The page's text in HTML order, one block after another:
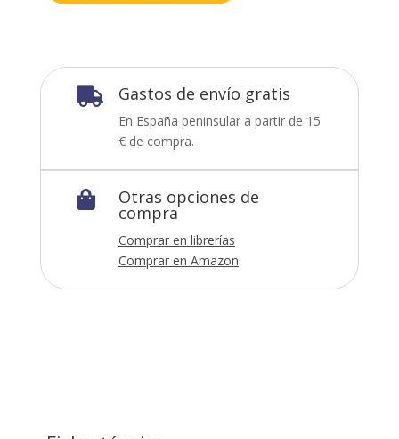
 Gastos de envío gratis
En España peninsular a partir de 15
€ de compra.
 Otras opciones de
compra
Comprar en librerías
Comprar en Amazon